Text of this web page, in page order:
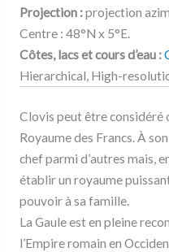
Projection :projection
Centre : 48°N x 5°E.
Côtes, lacs et cours d’eau :
Hierarchical, High-
Clovis peut être considéré
Royaume des Francs. À
chef parmi d’autres mais,
établir un royaume
pouvoir à sa famille.
La Gaule est en pleine
l’Empire romain en